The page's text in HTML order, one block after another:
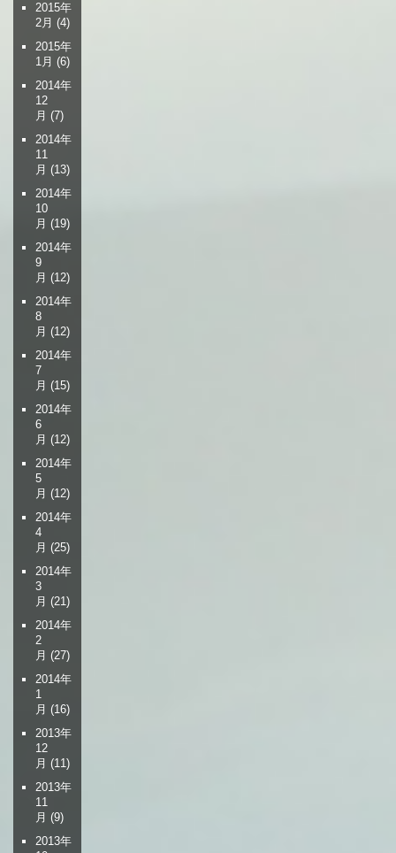
2015年
2月 (4)
2015年
1月 (6)
2014年
12
月 (7)
2014年
11
月 (13)
2014年
10
月 (19)
2014年
9
月 (12)
2014年
8
月 (12)
2014年
7
月 (15)
2014年
6
月 (12)
2014年
5
月 (12)
2014年
4
月 (25)
2014年
3
月 (21)
2014年
2
月 (27)
2014年
1
月 (16)
2013年
12
月 (11)
2013年
11
月 (9)
2013年